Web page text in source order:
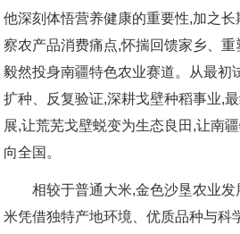
他深刻体悟营养健康的重要性,加之
察农产品消费痛点,怀揣回馈家乡、
毅然投身南疆特色农业赛道。从最初
扩种、反复验证,深耕戈壁种稻事业,
展,让荒芜戈壁蜕变为生态良田,让南
向全国。
相较于普通大米,金色沙垦农业
米凭借独特产地环境、优质品种与科